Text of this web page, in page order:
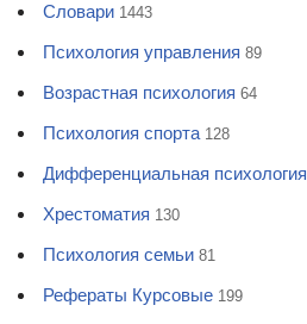
Словари 1443
Психология управления 89
Возрастная психология 64
Психология спорта 128
Дифференциальная психология
Хрестоматия 130
Психология семьи 81
Рефераты Курсовые 199